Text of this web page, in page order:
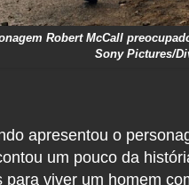
Robert McCall
Sony Pictures/
apresentou o
um pouco da
para viver um homem